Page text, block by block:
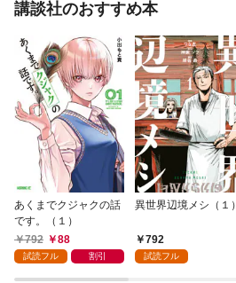
講談社のおすすめ本
あくまでクジャクの話
です。（１）
792
88
試読フル 割引
異世界辺境メシ（１）
792
試読フル